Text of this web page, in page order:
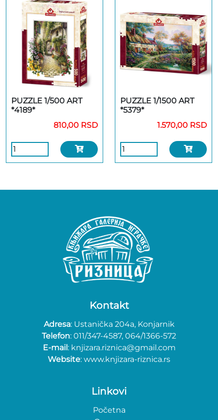
PUZZLE 1/500 ART
*4189*
810,00 RSD
PUZZLE 1/1500 ART
*5379*
1.570,00 RSD
Kontakt
Adresa: Ustanička 204a, Konjarnik
Telefon: 011/347-4587, 064/1366-572
E-mail : knjizara.riznica@gmail.com
Website: www.knjizara-riznica.rs
Linkovi
Početna